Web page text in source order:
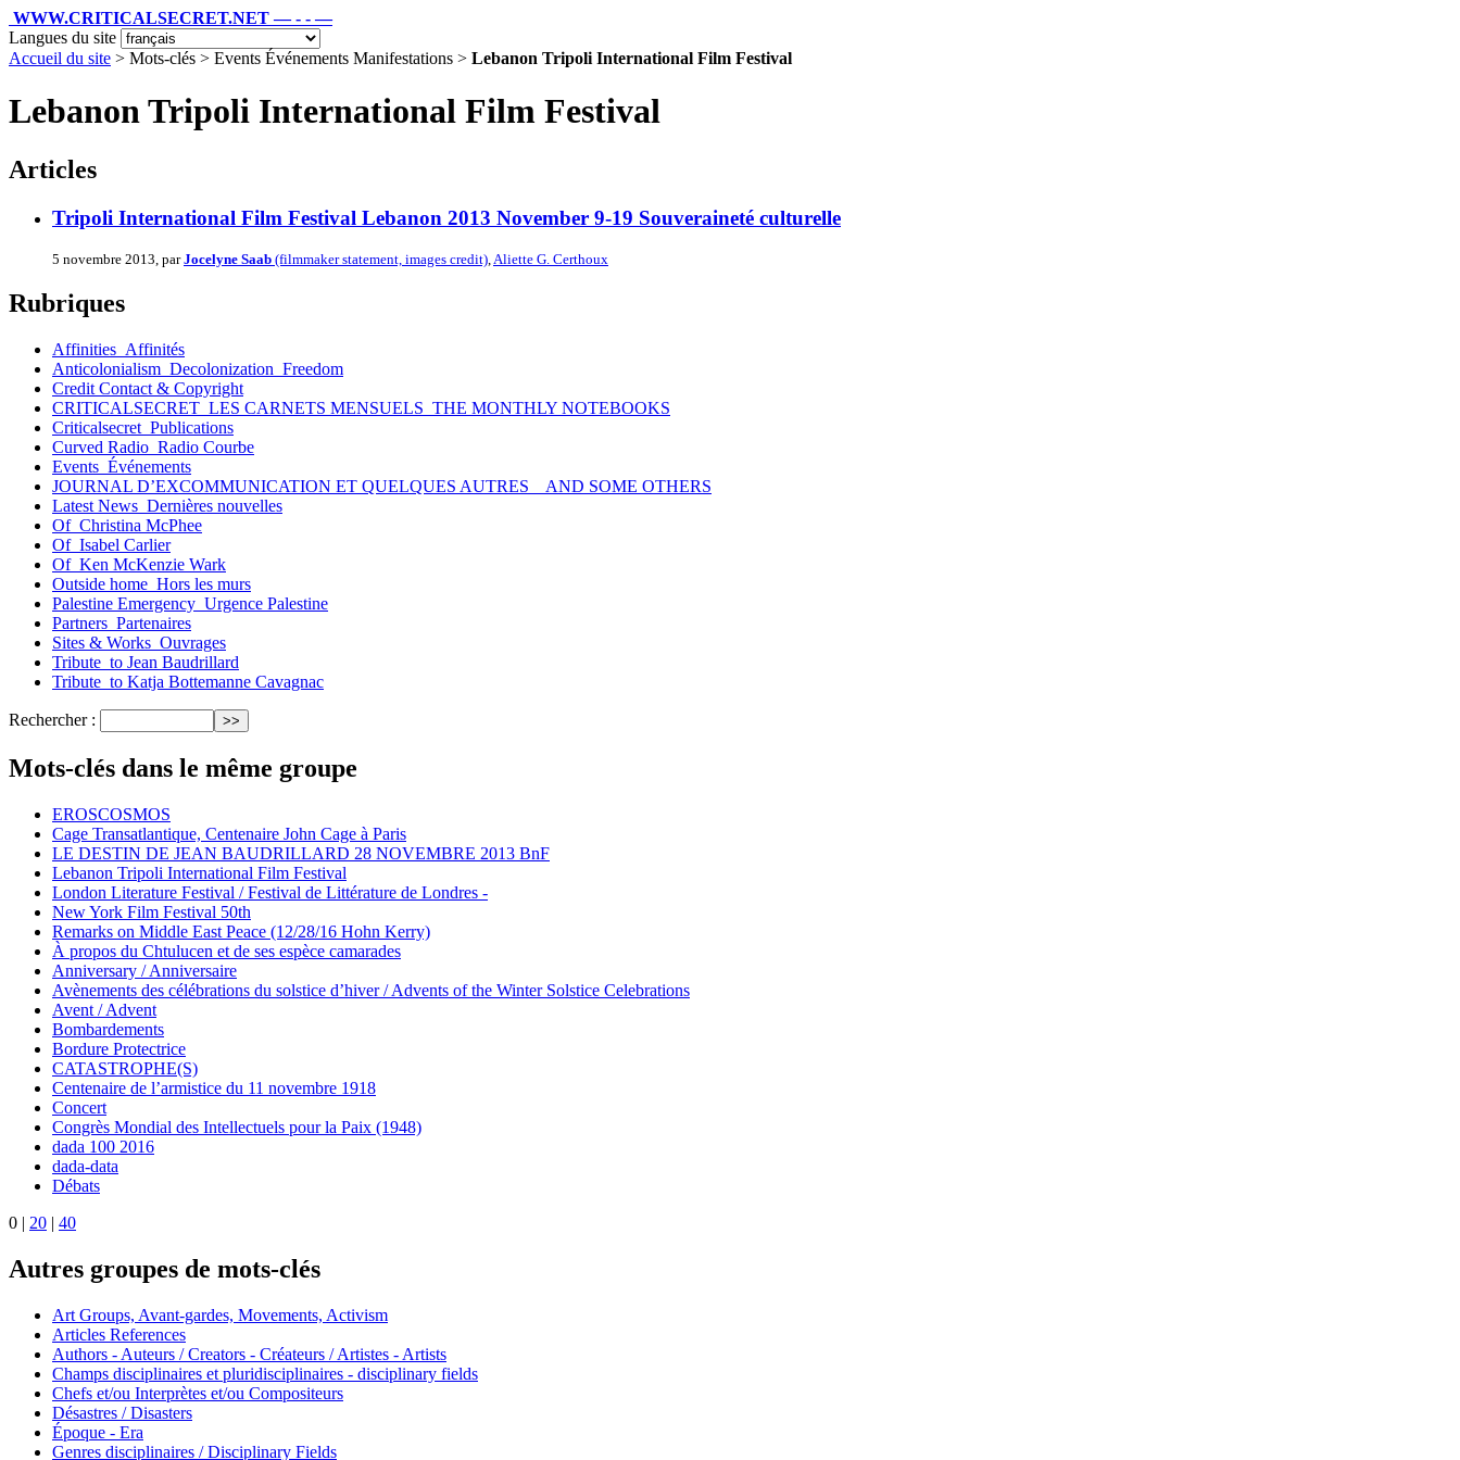
WWW.CRITICALSECRET.NET — - - —
Langues du site
Accueil du site > Mots-clés > Events Événements Manifestations > Lebanon Tripoli International Film Festival
Lebanon Tripoli International Film Festival
Articles
Tripoli International Film Festival Lebanon 2013 November 9-19 Souveraineté culturelle
5 novembre 2013, parJocelyne Saab (filmmaker statement, images credit) Aliette G. Certhoux
Rubriques
Affinities_Affinités
Anticolonialism_Decolonization_Freedom
Credit Contact & Copyright
CRITICALSECRET_LES CARNETS MENSUELS_THE MONTHLY NOTEBOOKS
Criticalsecret_Publications
Curved Radio_Radio Courbe
Events_Événements
JOURNAL D’EXCOMMUNICATION ET QUELQUES AUTRES _ AND SOME OTHERS
Latest News_Dernières nouvelles
Of_Christina McPhee
Of_Isabel Carlier
Of_Ken McKenzie Wark
Outside home_Hors les murs
Palestine Emergency_Urgence Palestine
Partners_Partenaires
Sites & Works_Ouvrages
Tribute_to Jean Baudrillard
Tribute_to Katja Bottemanne Cavagnac
Rechercher :
Mots-clés dans le même groupe
EROSCOSMOS
Cage Transatlantique, Centenaire John Cage à Paris
LE DESTIN DE JEAN BAUDRILLARD 28 NOVEMBRE 2013 BnF
Lebanon Tripoli International Film Festival
London Literature Festival / Festival de Littérature de Londres -
New York Film Festival 50th
Remarks on Middle East Peace (12/28/16 Hohn Kerry)
À propos du Chtulucen et de ses espèce camarades
Anniversary / Anniversaire
Avènements des célébrations du solstice d’hiver / Advents of the Winter Solstice Celebrations
Avent / Advent
Bombardements
Bordure Protectrice
CATASTROPHE(S)
Centenaire de l’armistice du 11 novembre 1918
Concert
Congrès Mondial des Intellectuels pour la Paix (1948)
dada 100 2016
dada-data
Débats
0 | 20 | 40
Autres groupes de mots-clés
Art Groups, Avant-gardes, Movements, Activism
Articles References
Authors - Auteurs / Creators - Créateurs / Artistes - Artists
Champs disciplinaires et pluridisciplinaires - disciplinary fields
Chefs et/ou Interprètes et/ou Compositeurs
Désastres / Disasters
Époque - Era
Genres disciplinaires / Disciplinary Fields